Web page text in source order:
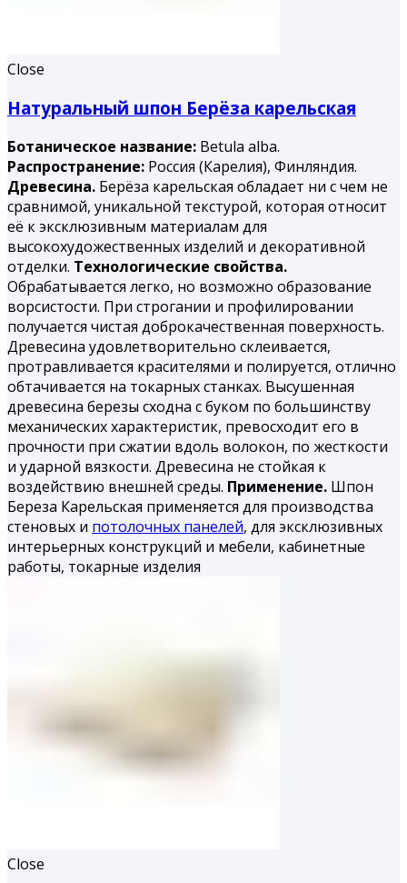
Close
Натуральный шпон Берёза карельская
Ботаническое название: Betula alba.
Распространение: Россия (Карелия), Финляндия.
Древесина. Берёза карельская обладает ни с чем не
сравнимой, уникальной текстурой, которая относит
её к эксклюзивным материалам для
высокохудожественных изделий и декоративной
отделки. Технологические свойства.
Обрабатывается легко, но воз­можно образование
ворсистости. При строгании и профилиро­вании
получается чистая доброкачественная поверхность.
Дре­весина удовлетворительно склеивается,
протравливается кра­сителями и полируется, отлично
обтачивается на токарных станках. Высушенная
древесина березы сходна с буком по большинству
механических характеристик, превосходит его в
прочности при сжатии вдоль волокон, по жесткости
и удар­ной вязкости. Древесина не стойкая к
воздействию внешней среды. Применение. Шпон
Береза Карельская применяется для производства
стеновых и потолочных панелей, для эксклюзивных
интерьерных конструкций и мебели, кабинетные
работы, токарные из­делия
Close